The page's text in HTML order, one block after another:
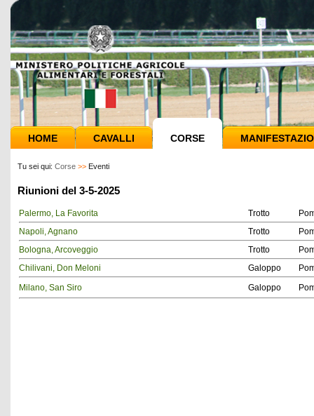
HOME CAVALLI CORSE
Tu sei qui: Corse >> Eventi
Riunioni del 3-5-2025
Palermo, La Favorita Trotto
Napoli, Agnano
Trotto
Bologna, Arcoveggio
Trotto
Chilivani, Don Meloni
Galoppo
Milano, San Siro
Galoppo